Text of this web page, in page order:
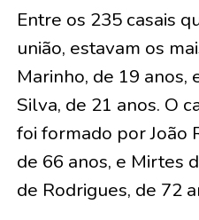
Entre os 235 casais
união, estavam os
Marinho, de 19 anos,
Silva, de 21 anos. O
foi formado porJoão
de 66 anos, e Mirtes
de Rodrigues, de 72